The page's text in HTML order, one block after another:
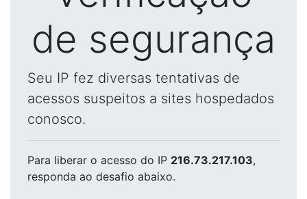
de segurança
Seu IP fez diversas tentativas de
acessos suspeitos a sites hospedados
conosco.
Para liberar o acesso do IP 216.73.217.103,
responda ao desafio abaixo.